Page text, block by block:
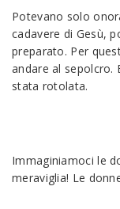
Potevano solo
cadavere di Gesù,
preparato. Per
andare al sepolcro.
stata rotolata.
Immaginiamoci le
meraviglia! Le